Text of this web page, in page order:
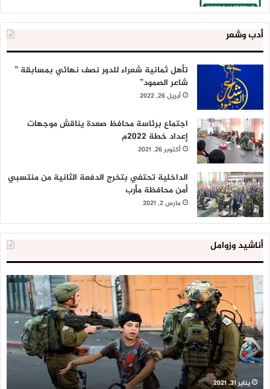
أدب وشعر
تأهل ثمانية شعراء للدور نصف نهائي بمسابقة ”
شاعر الصمود”
أبريل 26, 2022
اجتماع برئاسة محافظ صعدة يناقش موجهات
إعداد خطة 2022م
أكتوبر 26, 2021
الداخلية تحتفي بتخرج الدفعة الثانية من منتسبي
أمن محافظة مأرب
مارس 2, 2021
أناشيد وزوامل
العدو
الإسرائيلي
اعتقل
543
طفلا
فلسطينيا
خلال
2020
يناير 31, 2021